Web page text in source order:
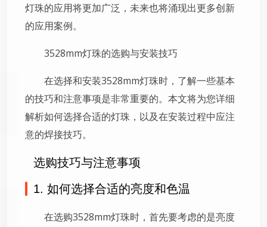
灯珠的应用将更加广泛，未来也将涌现出更多创新
的应用案例。
3528mm灯珠的选购与安装技巧
在选择和安装3528mm灯珠时，了解一些基本
的技巧和注意事项是非常重要的。本文将为您详细
解析如何选择合适的灯珠，以及在安装过程中应注
意的焊接技巧。
选购技巧与注意事项
1. 如何选择合适的亮度和色温
在选购3528mm灯珠时，首先要考虑的是亮度